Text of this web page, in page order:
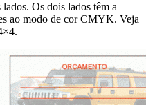
Os dois lados têm a
ao modo de cor CMYK. Veja